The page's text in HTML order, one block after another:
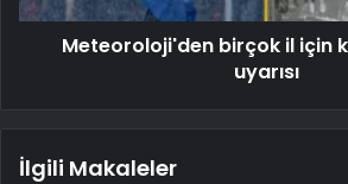
Meteoroloji'den birçok il için
uyarısı
İlgili Makaleler